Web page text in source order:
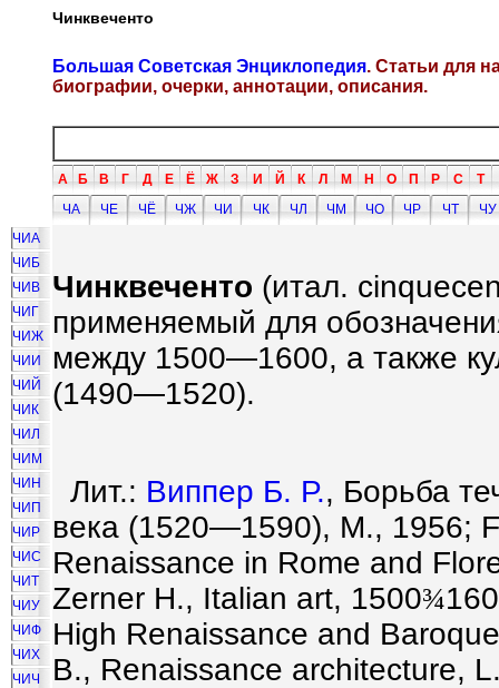
Чинквеченто
Большая Советская Энциклопедия. Статьи для
биографии, очерки, аннотации, описания.
А Б В Г Д Е Ё Ж З И Й К Л М Н О П Р С Т
ЧА
ЧЕ ЧЁ ЧЖ ЧИ ЧК ЧЛ ЧМ ЧО ЧР ЧТ
ЧУ
ЧИА
ЧИБ
ЧИВ
ЧИГ
ЧИЖ
ЧИИ
ЧИЙ
ЧИК
ЧИЛ
ЧИМ
ЧИН
ЧИП
ЧИР
ЧИС
ЧИТ
ЧИУ
ЧИФ
ЧИХ
ЧИЧ
Чинквеченто (итал.
применяемый для
между 1500—1600, а также
(1490—1520).
Лит.: Виппер Б. Р., Борьба
века (1520—1590), М., 1956;
Renaissance in Rome and
Zerner H., Italian art, 1500¾
High Renaissance and
B., Renaissance architecture,